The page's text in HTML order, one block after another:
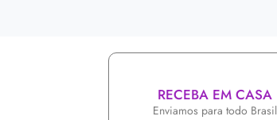
RECEBA EM CASA
Enviamos para todo Brasil